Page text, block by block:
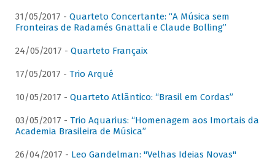
31/05/2017 - Quarteto Concertante: “A Música sem
Fronteiras de Radamés Gnattali e Claude Bolling”
24/05/2017 - Quarteto Françaix
17/05/2017 - Trio Arqué
10/05/2017 - Quarteto Atlântico: “Brasil em Cordas”
03/05/2017 - Trio Aquarius: “Homenagem aos Imortais da
Academia Brasileira de Música”
26/04/2017 - Leo Gandelman: "Velhas Ideias Novas"